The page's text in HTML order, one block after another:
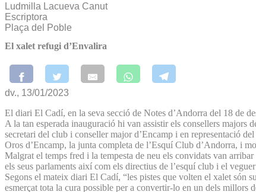
Ludmilla Lacueva Canut
Escriptora
Plaça del Poble
El xalet refugi d’Envalira
dv., 13/01/2023
El diari El Cadí, en la seva secció de Notes d’Andorra del 18 de
A la tan esperada inauguració hi van assistir els consellers
secretari del club i conseller major d’Encamp i en representació
Oros d’Encamp, la junta completa de l’Esquí Club d’Andorra, i
Malgrat el temps fred i la tempesta de neu els convidats van
els seus parlaments així com els directius de l’esquí club i el
Segons el mateix diari El Cadí, “les pistes que volten el xalet són
esmerçat tota la cura possible per a convertir-lo en un dels millors